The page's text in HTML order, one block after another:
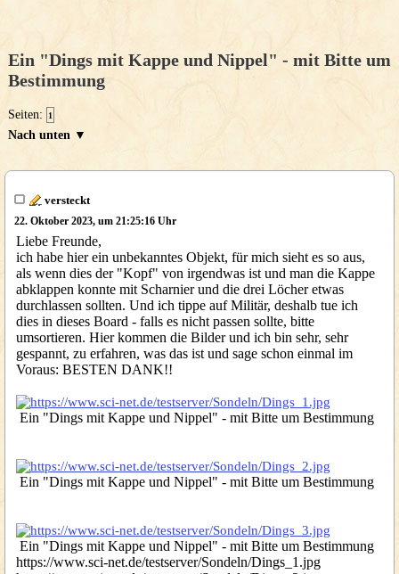
Ein "Dings mit Kappe und Nippel" - mit Bitte um
Bestimmung
Seiten: 1
Nach unten ▼
versteckt
22. Oktober 2023, um 21:25:16 Uhr
Liebe Freunde,
ich habe hier ein unbekanntes Objekt, für mich sieht es so aus,
als wenn dies der "Kopf" von irgendwas ist und man die Kappe
abklappen konnte mit Scharnier und die drei Löcher etwas
durchlassen sollten. Und ich tippe auf Militär, deshalb tue ich
dies in dieses Board - falls es nicht passen sollte, bitte
umsortieren. Hier kommen die Bilder und ich bin sehr, sehr
gespannt, zu erfahren, was das ist und sage schon einmal im
Voraus: BESTEN DANK!!
Ein "Dings mit Kappe und Nippel" - mit Bitte um Bestimmung
Ein "Dings mit Kappe und Nippel" - mit Bitte um Bestimmung
Ein "Dings mit Kappe und Nippel" - mit Bitte um Bestimmung
https://www.sci-net.de/testserver/Sondeln/Dings_1.jpg